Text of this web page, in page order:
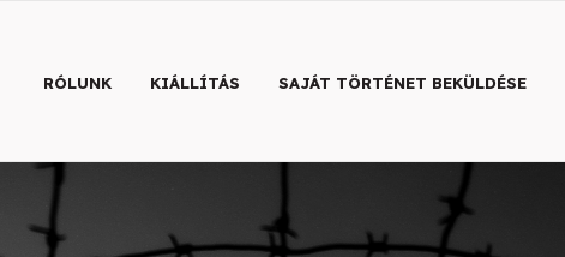
RÓLUNK KIÁLLÍTÁS SAJÁT TÖRTÉNET BEKÜLDÉSE